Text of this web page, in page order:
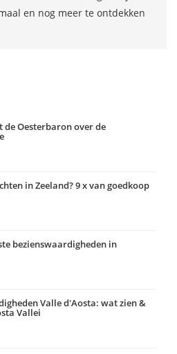
en nog meer te ontdekken
de Oesterbaron over de
in Zeeland? 9 x van goedkoop
bezienswaardigheden in
Valle d'Aosta: wat zien &
Vallei